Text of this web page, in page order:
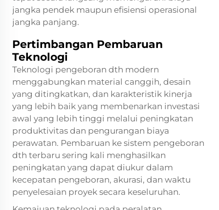
jangka pendek maupun efisiensi operasional
jangka panjang.
Pertimbangan Pembaruan
Teknologi
Teknologi pengeboran dth modern
menggabungkan material canggih, desain
yang ditingkatkan, dan karakteristik kinerja
yang lebih baik yang membenarkan investasi
awal yang lebih tinggi melalui peningkatan
produktivitas dan pengurangan biaya
perawatan. Pembaruan ke sistem pengeboran
dth terbaru sering kali menghasilkan
peningkatan yang dapat diukur dalam
kecepatan pengeboran, akurasi, dan waktu
penyelesaian proyek secara keseluruhan.